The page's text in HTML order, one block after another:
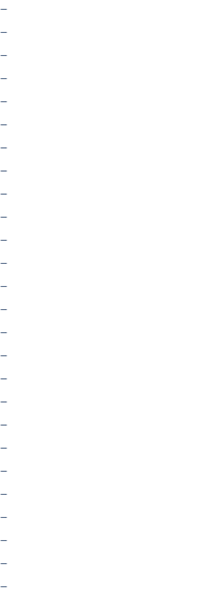
-
-
-
-
-
-
-
-
-
-
-
-
-
-
-
-
-
-
-
-
-
-
-
-
-
-